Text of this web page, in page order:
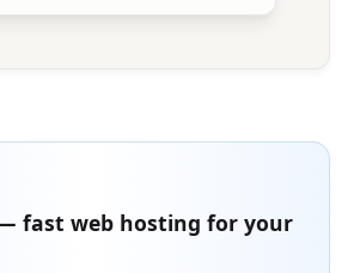
fast web hosting for your